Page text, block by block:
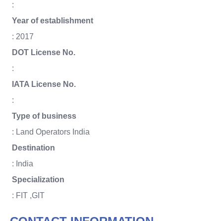
:
Year of establishment
: 2017
DOT License No.
:
IATA License No.
:
Type of business
: Land Operators India
Destination
: India
Specialization
: FIT ,GIT